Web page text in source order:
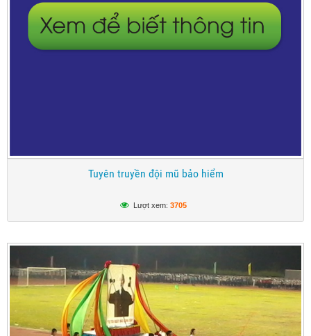
Tuyên truyền đội mũ bảo hiểm
Lượt xem: 3705